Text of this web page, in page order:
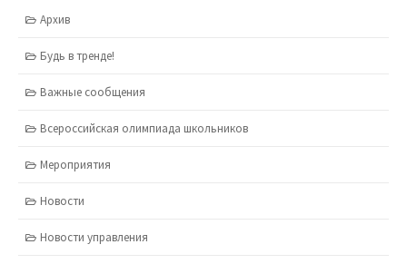
Архив
Будь в тренде!
Важные сообщения
Всероссийская олимпиада школьников
Мероприятия
Новости
Новости управления